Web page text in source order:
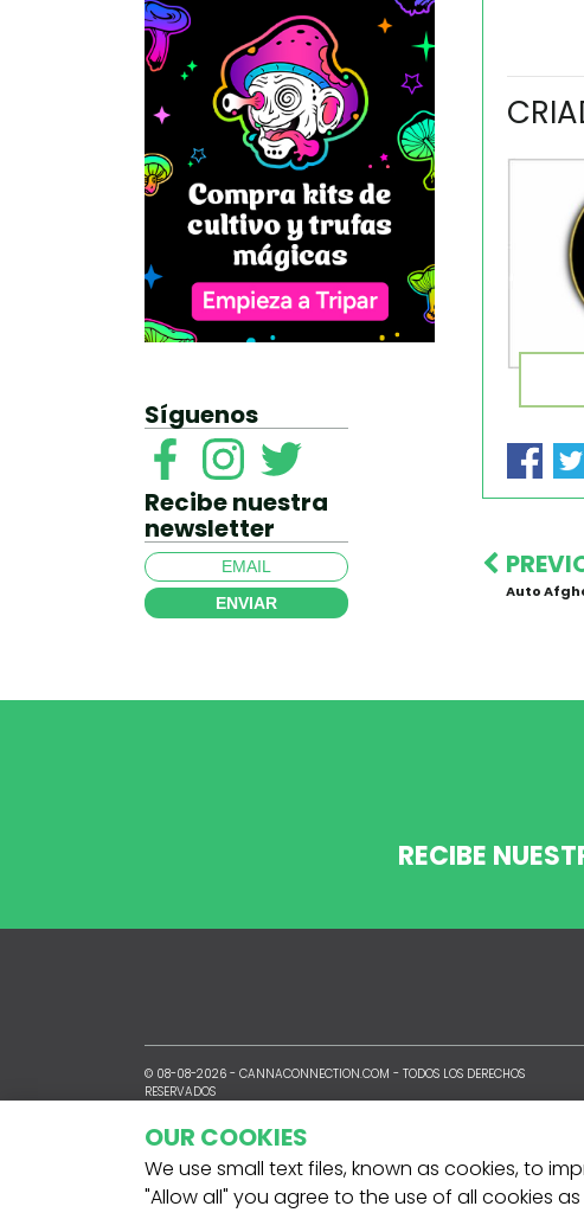
Síguenos
Recibe nuestra
newsletter
ENVIAR
Auto
RECIBE
© 08-08-2026 - CANNACONNECTION.COM - TODOS LOS DERECHOS
RESERVADOS
OUR COOKIES
We use small text files, known as cookies, to
"Allow all" you agree to the use of all cookies